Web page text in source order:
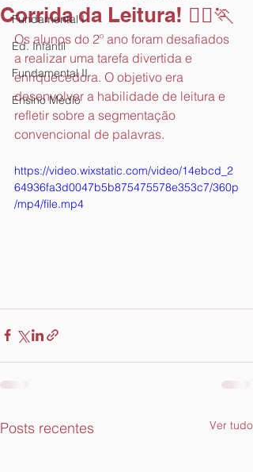
Fundamental I
Ed. Infantil
Fundamental II
Ensino Médio
Corrida da Leitura! 🏃‍♀️🏃
Os alunos do 2º ano foram desafiados
a realizar uma tarefa divertida e
enriquecedora. O objetivo era
desenvolver a habilidade de leitura e
refletir sobre a segmentação
convencional de palavras.
https://video.wixstatic.com/video/14ebcd_2
64936fa3d0047b5b875475578e353c7/360p
/mp4/file.mp4
Posts recentes Ver tudo